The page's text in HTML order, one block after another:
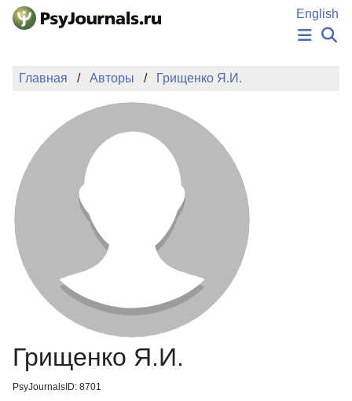
Перейти к основному содержанию
English
НОВОСТИ
АВТОРЫ
ПОДАТЬ РУКОПИСЬ
БАЗА ЗНАНИЙ
КЛЮЧЕВЫЕ СЛОВА
Регистрация
Главная Авторы Грищенко Я.И.
Грищенко Я.И.
PsyJournalsID: 8701